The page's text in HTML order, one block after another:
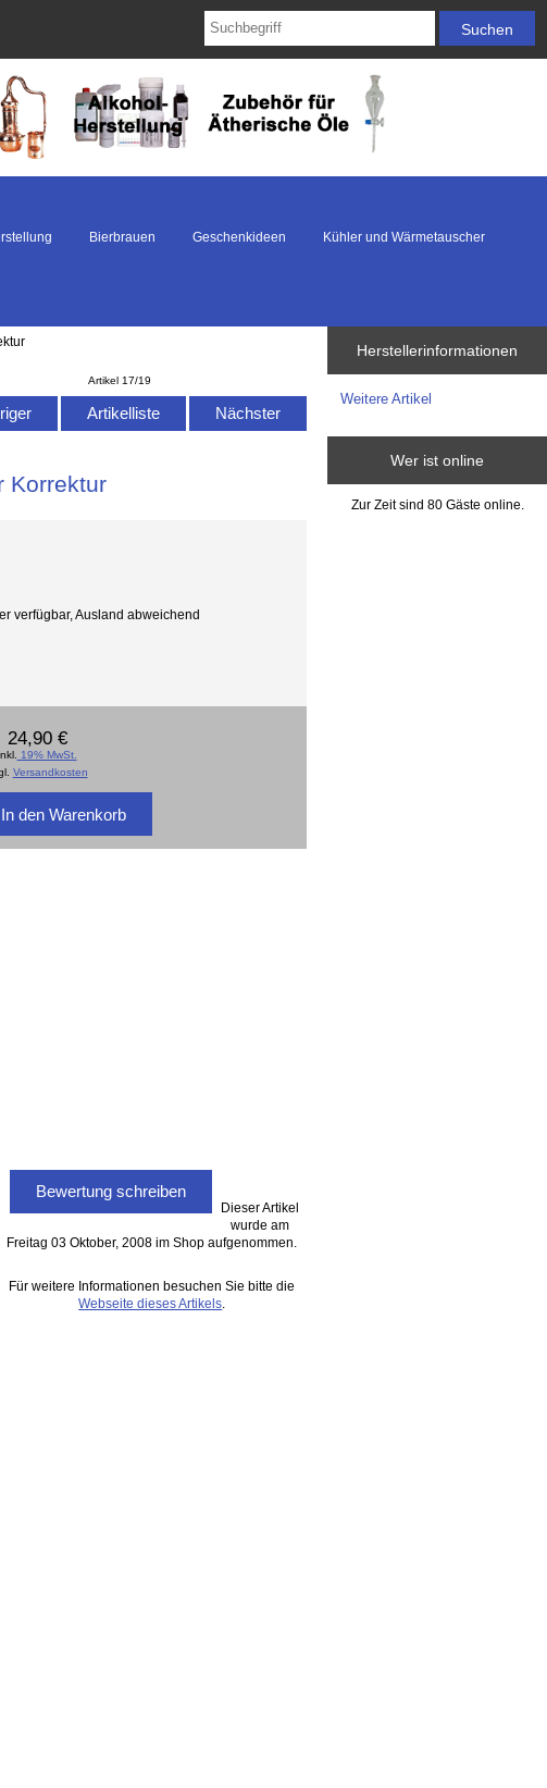
Bierbrauen Geschenkideen Kühler und Wärmetauscher
Artikel 17/19
Artikelliste Nächster
Korrektur
verfügbar, Ausland abweichend
24,90 €
19% MwSt.
Versandkosten
Bewertung schreiben
Dieser Artikel
wurde am
Freitag 03 Oktober, 2008 im Shop aufgenommen.
Für weitere Informationen besuchen Sie bitte die
Webseite dieses Artikels
Herstellerinformationen
Weitere Artikel
Wer ist online
Zur Zeit sind 80 Gäste online.